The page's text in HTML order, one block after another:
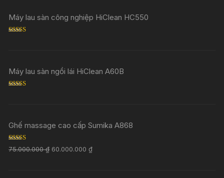
Máy lau sàn công nghiệp HiClean HC550
Máy lau sàn ngồi lái HiClean A60B
Ghế massage cao cấp Sumika A868
Rated5.00
out of 5
75.000.000₫ 60.000.000₫